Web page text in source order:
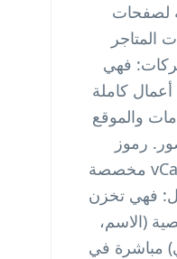
لصفحات
المتاجر
فهي
كاملة
والموقع
رموز
الاستجابة السريعة لـ vCard مخصصة
فهي تخزن
(الاسم،
مباشرة في